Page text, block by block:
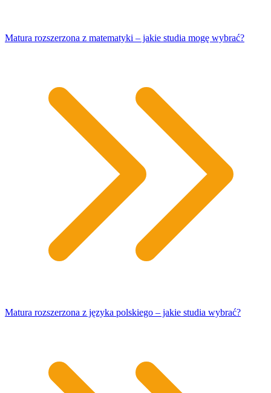
Matura rozszerzona z matematyki – jakie studia mogę wybrać?
Matura rozszerzona z języka polskiego – jakie studia wybrać?